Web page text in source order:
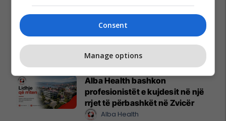
Reklamo këtu
Alba Health bashkon
profesionistët e kujdesit në një
rrjet të përbashkët në Zvicër
Alba Health
Consent
Manage options